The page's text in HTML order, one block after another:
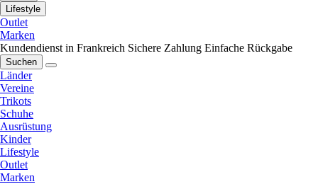
Lifestyle
Outlet
Marken
Kundendienst in Frankreich Sichere Zahlung Einfache Rückgabe
Suchen
Länder
Vereine
Trikots
Schuhe
Ausrüstung
Kinder
Lifestyle
Outlet
Marken